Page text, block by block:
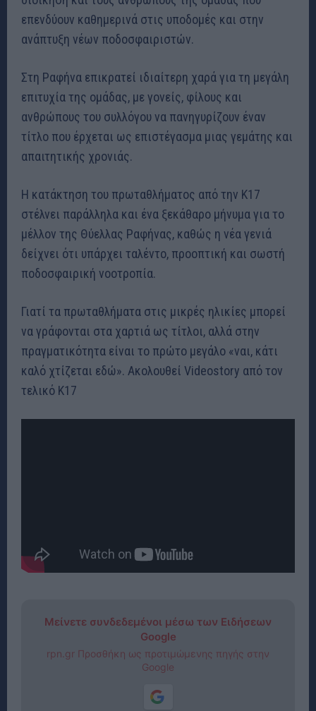
επενδύουν καθημερινά στις υποδομές και στην
ανάπτυξη νέων ποδοσφαιριστών.
Στη Ραφήνα επικρατεί ιδιαίτερη χαρά για τη μεγάλη
επιτυχία της ομάδας, με γονείς, φίλους και
ανθρώπους του συλλόγου να πανηγυρίζουν έναν
τίτλο που έρχεται ως επιστέγασμα μιας γεμάτης και
απαιτητικής χρονιάς.
Η κατάκτηση του πρωταθλήματος από την Κ17
στέλνει παράλληλα και ένα ξεκάθαρο μήνυμα για το
μέλλον της Θύελλας Ραφήνας, καθώς η νέα γενιά
δείχνει ότι υπάρχει ταλέντο, προοπτική και σωστή
ποδοσφαιρική νοοτροπία.
Γιατί τα πρωταθλήματα στις μικρές ηλικίες μπορεί
να γράφονται στα χαρτιά ως τίτλοι, αλλά στην
πραγματικότητα είναι το πρώτο μεγάλο «ναι, κάτι
καλό χτίζεται εδώ». Ακολουθεί Videostory από τον
τελικό Κ17
Μείνετε συνδεδεμένοι μέσω των Ειδήσεων
Google
rpn.gr Προσθήκη ως προτιμώμενης πηγής στην
Google